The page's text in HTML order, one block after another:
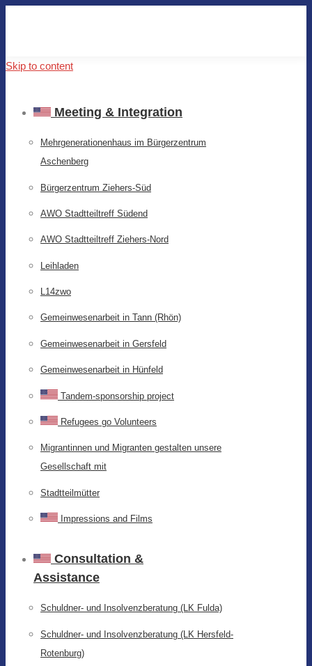
Skip to content
Meeting & Integration
Mehrgenerationenhaus im Bürgerzentrum
Aschenberg
Bürgerzentrum Ziehers-Süd
AWO Stadtteiltreff Südend
AWO Stadtteiltreff Ziehers-Nord
Leihladen
L14zwo
Gemeinwesenarbeit in Tann (Rhön)
Gemeinwesenarbeit in Gersfeld
Gemeinwesenarbeit in Hünfeld
Tandem-sponsorship project
Refugees go Volunteers
Migrantinnen und Migranten gestalten unsere
Gesellschaft mit
Stadtteilmütter
Impressions and Films
Consultation &
Assistance
Schuldner- und Insolvenzberatung (LK Fulda)
Schuldner- und Insolvenzberatung (LK Hersfeld-
Rotenburg)